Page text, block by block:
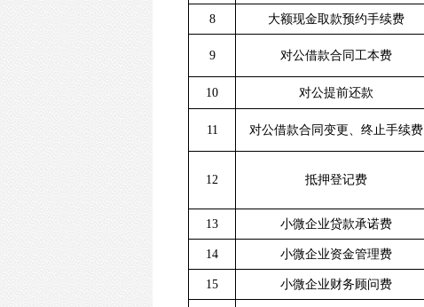
8 大额现金取款预约手续费
9 对公借款合同工本费
10 对公提前还款
11 对公借款合同变更、终止手续费
12 抵押登记费
13 小微企业贷款承诺费
14 小微企业资金管理费
15 小微企业财务顾问费